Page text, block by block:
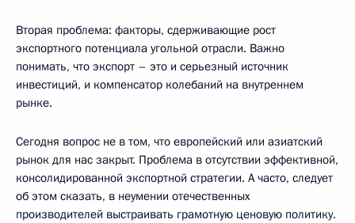
Вторая проблема: факторы, сдерживающие рост
экспортного потенциала угольной отрасли. Важно
понимать, что экспорт – это и серьезный источник
инвестиций, и компенсатор колебаний на внутреннем
рынке.
Сегодня вопрос не в том, что европейский или азиатский
рынок для нас закрыт. Проблема в отсутствии эффективной,
консолидированной экспортной стратегии. А часто, следует
об этом сказать, в неумении отечественных
производителей выстраивать грамотную ценовую политику.